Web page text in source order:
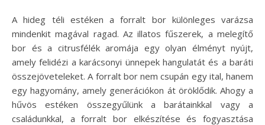
A hideg téli estéken a forralt bor különleges varázsa
mindenkit magával ragad. Az illatos fűszerek, a melegítő
bor és a citrusfélék aromája egy olyan élményt nyújt,
amely felidézi a karácsonyi ünnepek hangulatát és a baráti
összejöveteleket. A forralt bor nem csupán egy ital, hanem
egy hagyomány, amely generációkon át öröklődik. Ahogy a
hűvös estéken összegyűlünk a barátainkkal vagy a
családunkkal, a forralt bor elkészítése és fogyasztása